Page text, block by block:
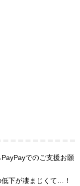
でのご支援お願
下が凄まじくて…！